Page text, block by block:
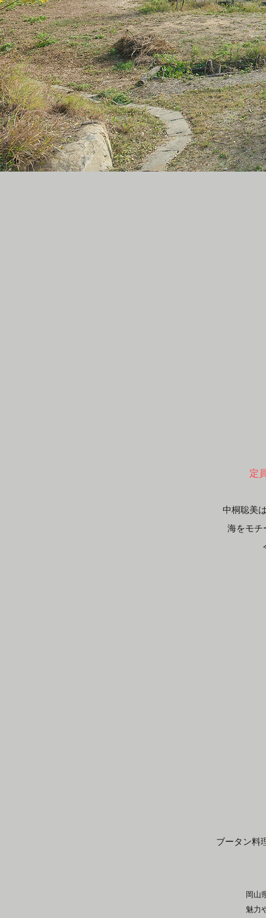
定
中桐聡美
海をモチ
ブータン料
岡山
魅力